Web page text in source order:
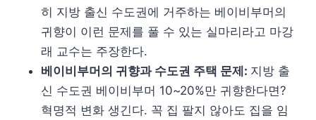
히 지방 출신 수도권에 거주하는 베이비부머의
귀향이 이런 문제를 풀 수 있는 실마리라고 마강
래 교수는 주장한다.
베이비부머의 귀향과 수도권 주택 문제: 지방 출
신 수도권 베이비부머 10~20%만 귀향한다면?
혁명적 변화 생긴다. 꼭 집 팔지 않아도 집을 임